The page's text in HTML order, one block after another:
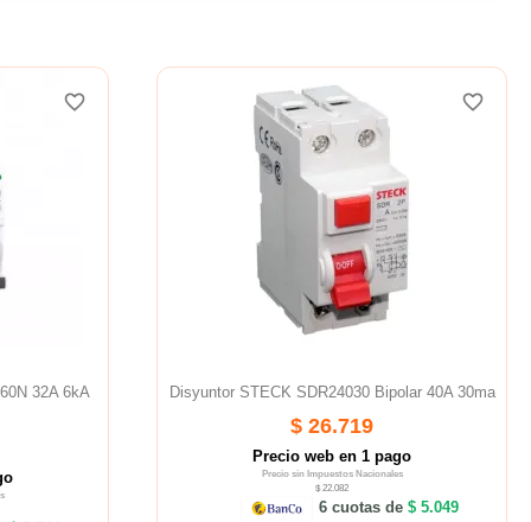
32A 6kA
favorite_border
Disyuntor STECK SDR24030 Bipolar 40A 30ma
$ 26.719
Precio web en 1 pago
Precio sin Impuestos Nacionales
$ 22.082
6 cuotas de $ 5.049
favorite_border